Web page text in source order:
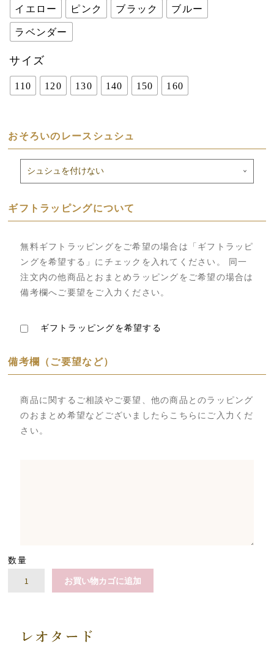
イエロー ピンク ブラック ブルー
ラベンダー
サイズ
110 120 130 140 150 160
おそろいのレースシュシュ
ギフトラッピングについて
ギフトラッピングを希望する
無料ギフトラッピングをご希望の場合は「ギフトラッピ
ングを希望する」にチェックを入れてください。 同一
注文内の他商品とおまとめラッピングをご希望の場合は
備考欄へご要望をご入力ください。
備考欄（ご要望など）
商品に関するご相談やご要望、他の商品とのラッピング
のおまとめ希望などございましたらこちらにご入力くだ
さい。
数量
お買い物カゴに追加